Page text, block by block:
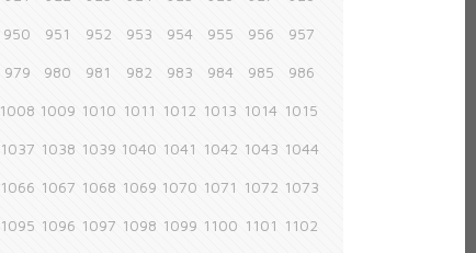
950 951 952 953 954 955 956 957
979 980 981 982 983 984 985 986
1008 1009 1010 1011 1012 1013 1014 1015
1037 1038 1039 1040 1041 1042 1043 1044
1066 1067 1068 1069 1070 1071 1072 1073
1095 1096 1097 1098 1099 1100 1101 1102